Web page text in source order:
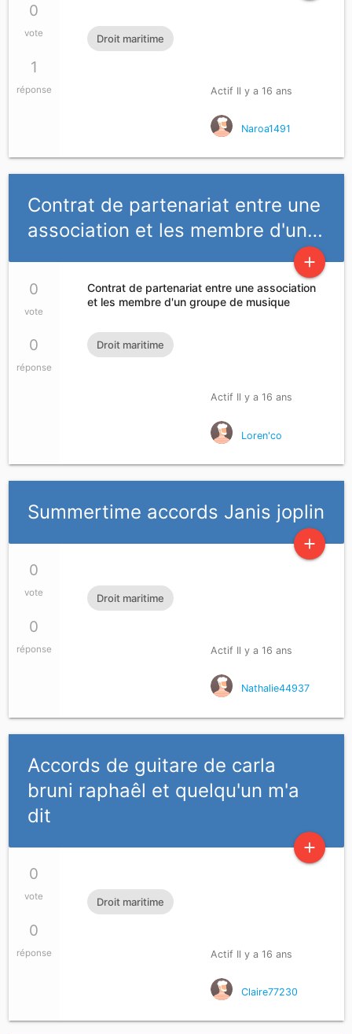
0
vote
1
réponse
Droit maritime
Actif Il y a 16 ans
Naroa1491
Contrat de partenariat entre une
association et les membre d'un…
add
0
vote
0
réponse
Contrat de partenariat entre une association
et les membre d'un groupe de musique
Droit maritime
Actif Il y a 16 ans
Loren'co
Summertime accords Janis joplin
add
0
vote
0
réponse
Droit maritime
Actif Il y a 16 ans
Nathalie44937
Accords de guitare de carla
bruni raphaêl et quelqu'un m'a
dit
add
0
vote
0
réponse
Droit maritime
Actif Il y a 16 ans
Claire77230